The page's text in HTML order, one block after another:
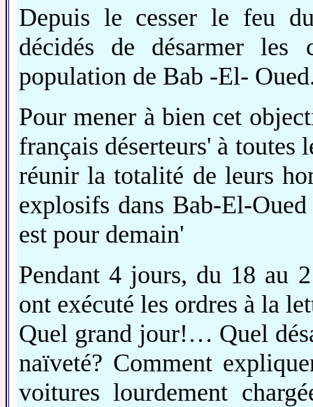
Depuis le cesser le feu
décidés de désarmer les
population de Bab -El-
Pour mener à bien cet
français déserteurs' à toutes
réunir la totalité de leurs
explosifs dans Bab-El-
est pour demain'
Pendant 4 jours, du 18 au
ont exécuté les ordres à la
Quel grand jour!… Quel
naïveté? Comment
voitures lourdement